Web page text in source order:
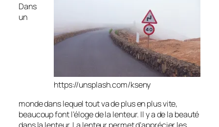
https://unsplash.com/kseny
Dans
un
monde dans lequel tout va de plus en plus vite,
beaucoup font l’éloge de la lenteur. Il y a de la beauté